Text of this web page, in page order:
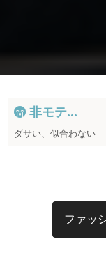
非モテ...
ダサい、似合わない
ファッ